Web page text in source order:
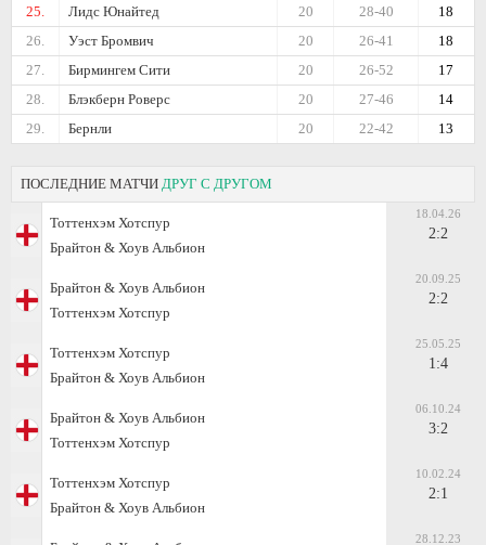
25.
Лидс Юнайтед 18
28-40
20
26.
Уэст Бромвич 18
26-41
20
27.
Бирмингем Сити 17
26-52
20
28.
Блэкберн Роверс 14
27-46
20
29.
Бернли 13
22-42
20
ПОСЛЕДНИЕ МАТЧИ ДРУГ С ДРУГОМ
Тоттенхэм Хотспур
Брайтон & Хоув Альбион
18.04.26
2:2
Брайтон & Хоув Альбион
Тоттенхэм Хотспур
20.09.25
2:2
Тоттенхэм Хотспур
Брайтон & Хоув Альбион
25.05.25
1:4
Брайтон & Хоув Альбион
Тоттенхэм Хотспур
06.10.24
3:2
Тоттенхэм Хотспур
Брайтон & Хоув Альбион
10.02.24
2:1
28.12.23